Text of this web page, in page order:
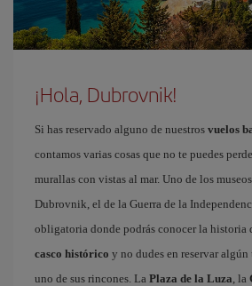
¡Hola, Dubrovnik!
Si has reservado alguno de nuestros vuelos
contamos varias cosas que no te puedes
murallas con vistas al mar. Uno de los
Dubrovnik, el de la Guerra de la
obligatoria donde podrás conocer la historia
casco histórico y no dudes en reservar
uno de sus rincones. La Plaza de la Luza, la